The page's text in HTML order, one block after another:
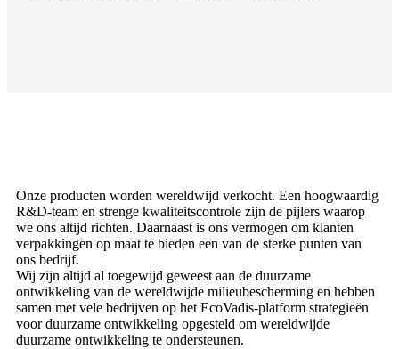
Onze producten worden wereldwijd verkocht. Een hoogwaardig
R&D-team en strenge kwaliteitscontrole zijn de pijlers waarop
we ons altijd richten. Daarnaast is ons vermogen om klanten
verpakkingen op maat te bieden een van de sterke punten van
ons bedrijf.
Wij zijn altijd al toegewijd geweest aan de duurzame
ontwikkeling van de wereldwijde milieubescherming en hebben
samen met vele bedrijven op het EcoVadis-platform strategieën
voor duurzame ontwikkeling opgesteld om wereldwijde
duurzame ontwikkeling te ondersteunen.